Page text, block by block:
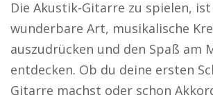
Die Akustik-Gitarre zu spielen, ist
wunderbare Art, musikalische
auszudrücken und den Spaß am
entdecken. Ob du deine ersten
Gitarre machst oder schon